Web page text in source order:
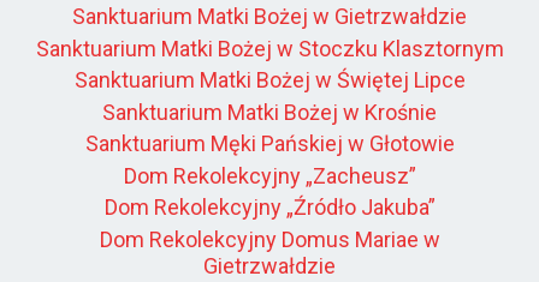
Sanktuarium Matki Bożej w Gietrzwałdzie
Sanktuarium Matki Bożej w Stoczku Klasztornym
Sanktuarium Matki Bożej w Świętej Lipce
Sanktuarium Matki Bożej w Krośnie
Sanktuarium Męki Pańskiej w Głotowie
Dom Rekolekcyjny „Zacheusz”
Dom Rekolekcyjny „Źródło Jakuba”
Dom Rekolekcyjny Domus Mariae w
Gietrzwałdzie